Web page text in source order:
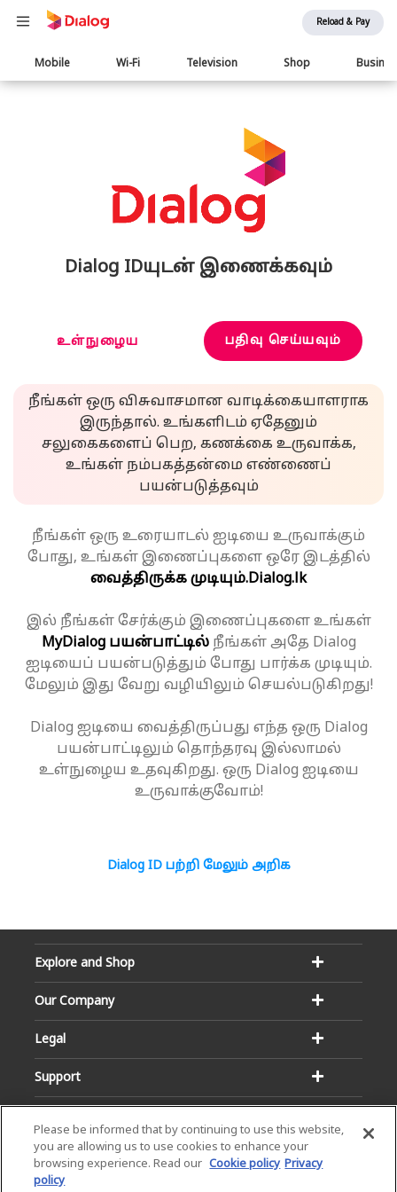
Reload & Pay
Main
navigation
Mobile Wi-Fi Television Shop
Dialog IDயுடன் இணைக்கவும்
உள்நுழைய பதிவு செய்யவும்
நீங்கள் ஒரு விசுவாசமான வாடிக்கையாளராக
இருந்தால். உங்களிடம் ஏதேனும்
சலுகைகளைப் பெற, கணக்கை உருவாக்க,
உங்கள் நம்பகத்தன்மை எண்ணைப்
பயன்படுத்தவும்
நீங்கள் ஒரு உரையாடல் ஐடியை உருவாக்கும்
போது, உங்கள் இணைப்புகளை ஒரே இடத்தில்
வைத்திருக்க முடியும்.Dialog.lk
இல் நீங்கள் சேர்க்கும் இணைப்புகளை உங்கள்
MyDialog பயன்பாட்டில்நீங்கள் அதே Dialog
ஐடியைப் பயன்படுத்தும் போது பார்க்க முடியும்.
மேலும் இது வேறு வழியிலும் செயல்படுகிறது!
Dialog ஐடியை வைத்திருப்பது எந்த ஒரு Dialog
பயன்பாட்டிலும் தொந்தரவு இல்லாமல்
உள்நுழைய உதவுகிறது. ஒரு Dialog ஐடியை
உருவாக்குவோம்!
Dialog ID பற்றி மேலும் அறிக
Explore and Shop
Our Company
Legal
Support
Please be informed that by continuing to use this website,
you are allowing us to use cookies to enhance your
browsing experience. Read our Cookie policy Privacy
policy